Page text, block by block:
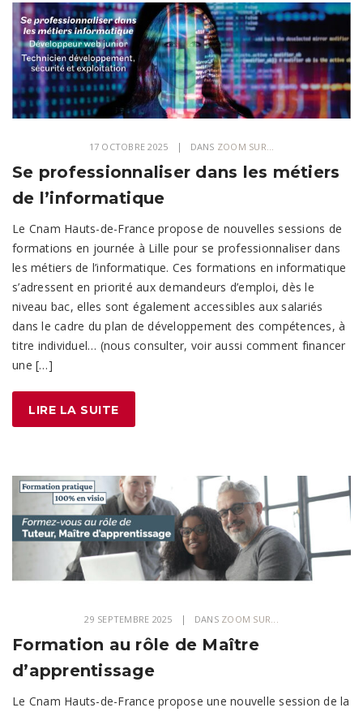
17 OCTOBRE 2025 DANS ZOOM SUR...
Se professionnaliser dans les métiers
de l’informatique
Le Cnam Hauts-de-France propose de nouvelles sessions de
formations en journée à Lille pour se professionnaliser dans
les métiers de l’informatique. Ces formations en informatique
s’adressent en priorité aux demandeurs d’emploi, dès le
niveau bac, elles sont également accessibles aux salariés
dans le cadre du plan de développement des compétences, à
titre individuel… (nous consulter, voir aussi comment financer
une […]
LIRE LA SUITE
29 SEPTEMBRE 2025 DANS ZOOM SUR...
Formation au rôle de Maître
d’apprentissage
Le Cnam Hauts-de-France propose une nouvelle session de la